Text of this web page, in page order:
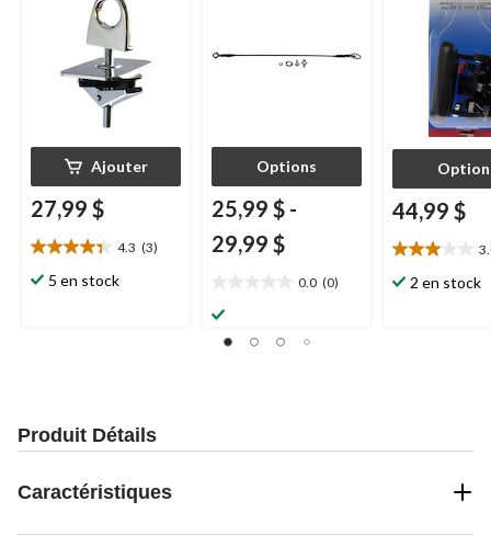
Ajouter
27,99 $
4.3 (3)
4.3
étoile(s)
5 en stock
Options
25,99 $ -
29,99 $
0.0 (0)
étoile(s)
sur
44,99 $
3.0
étoile(s)
2 en stock
Produit Détails
Caractéristiques